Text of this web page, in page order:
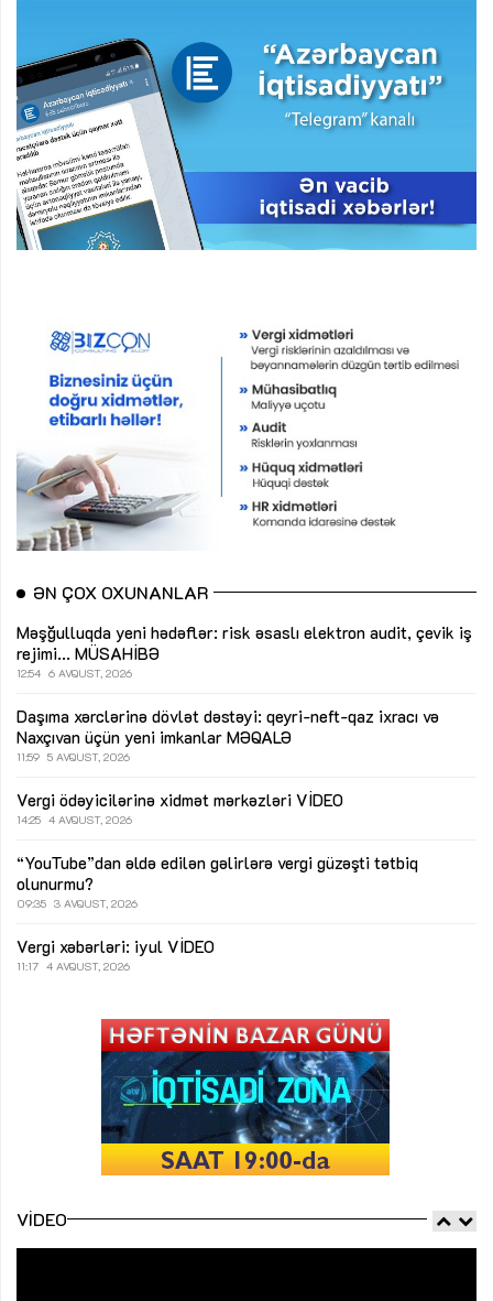
ƏN ÇOX OXUNANLAR
Məşğulluqda yeni hədəflər: risk əsaslı elektron audit, çevik iş
rejimi... MÜSAHİBƏ
12:54 6 AVQUST, 2026
Daşıma xərclərinə dövlət dəstəyi: qeyri-neft-qaz ixracı və
Naxçıvan üçün yeni imkanlar MƏQALƏ
11:59 5 AVQUST, 2026
Vergi ödəyicilərinə xidmət mərkəzləri VİDEO
14:25 4 AVQUST, 2026
“YouTube”dan əldə edilən gəlirlərə vergi güzəşti tətbiq
olunurmu?
09:35 3 AVQUST, 2026
Vergi xəbərləri: iyul VİDEO
11:17 4 AVQUST, 2026
VIDEO